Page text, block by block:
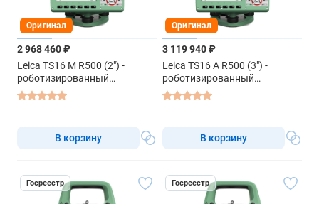
Оригинал
2 968 460 ₽
Leica TS16 M R500 (2") -
роботизированный
тахеометр
В корзину
Оригинал
3 119 940 ₽
Leica TS16 A R500 (3") -
роботизированный
тахеометр
В корзину
Госреестр Госреестр